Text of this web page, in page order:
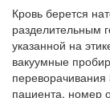
Кровь берется
разделительным
указанной на
вакуумные
пациента, номер